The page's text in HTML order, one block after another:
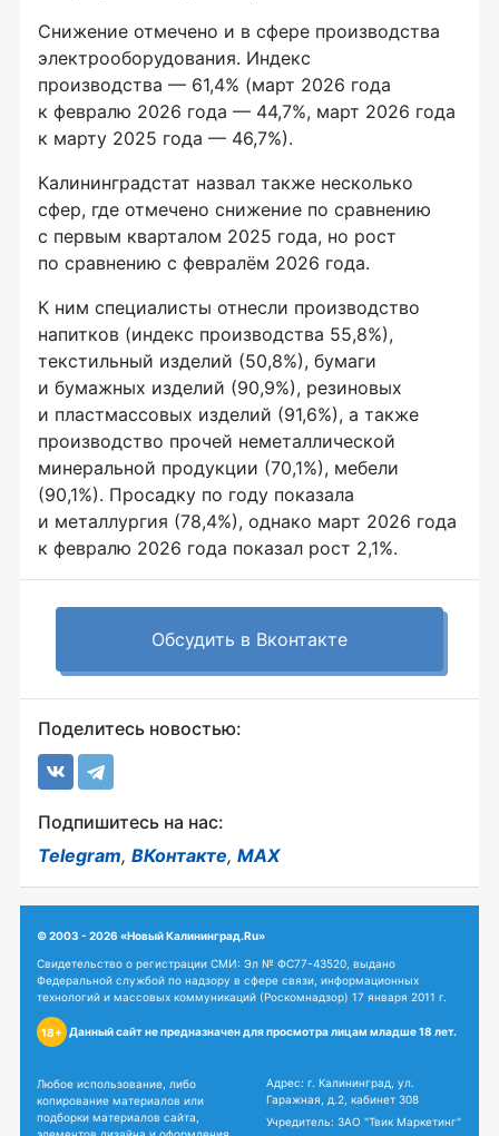
Снижение отмечено и в сфере производства
электрооборудования. Индекс
производства — 61,4% (март 2026 года
к февралю 2026 года — 44,7%, март 2026 года
к марту 2025 года — 46,7%).
Калининградстат назвал также несколько
сфер, где отмечено снижение по сравнению
с первым кварталом 2025 года, но рост
по сравнению с февралём 2026 года.
К ним специалисты отнесли производство
напитков (индекс производства 55,8%),
текстильный изделий (50,8%), бумаги
и бумажных изделий (90,9%), резиновых
и пластмассовых изделий (91,6%), а также
производство прочей неметаллической
минеральной продукции (70,1%), мебели
(90,1%). Просадку по году показала
и металлургия (78,4%), однако март 2026 года
к февралю 2026 года показал рост 2,1%.
Обсудить в Вконтакте
Поделитесь новостью:
Подпишитесь на нас:
Telegram, ВКонтакте, MAX
© 2003 - 2026 «Новый Калининград.Ru»
Свидетельство о регистрации СМИ: Эл № ФС77-43520, выдано
Федеральной службой по надзору в сфере связи, информационных
технологий и массовых коммуникаций (Роскомнадзор) 17 января 2011 г.
18+ Данный сайт не предназначен для просмотра лицам младше 18 лет.
Любое использование, либо
копирование материалов или
подборки материалов сайта,
Адрес: г. Калининград, ул.
Гаражная, д.2, кабинет 308
Учредитель: ЗАО "Твик Маркетинг"